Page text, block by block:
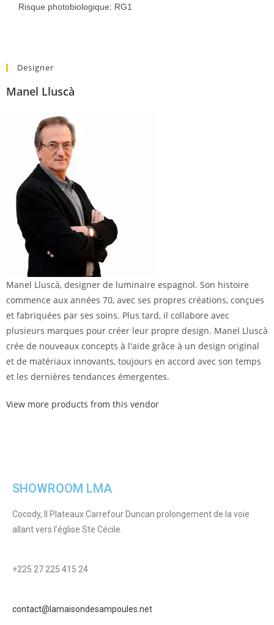
Risque photobiologique: RG1
Designer
Manel Lluscà
Manel Lluscà, designer de luminaire espagnol. Son histoire
commence aux années 70, avec ses propres créations, conçues
et fabriquées par ses soins. Plus tard, il collabore avec
plusieurs marques pour créer leur propre design. Manel Lluscà
crée de nouveaux concepts à l'aide grâce à un design original
et de matériaux innovants, toujours en accord avec son temps
et les dernières tendances émergentes.
View more products from this vendor
SHOWROOM LMA
Cocody, II Plateaux Carrefour Duncan prolongement de la voie
allant vers l’église Ste Cécile.
+225 27 225 415 24
contact@lamaisondesampoules.net